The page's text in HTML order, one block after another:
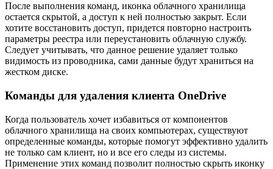
После выполнения команд, иконка облачного хранилища
остается скрытой, а доступ к ней полностью закрыт. Если
хотите восстановить доступ, придется повторно настроить
параметры реестра или переустановить облачную службу.
Следует учитывать, что данное решение удаляет только
видимость из проводника, сами данные будут храниться на
жестком диске.
Команды для удаления клиента OneDrive
Когда пользователь хочет избавиться от компонентов
облачного хранилища на своих компьютерах, существуют
определенные команды, которые помогут эффективно удалить
не только сам клиент, но и все его следы из системы.
Применение этих команд позволит полностью скрыть иконку